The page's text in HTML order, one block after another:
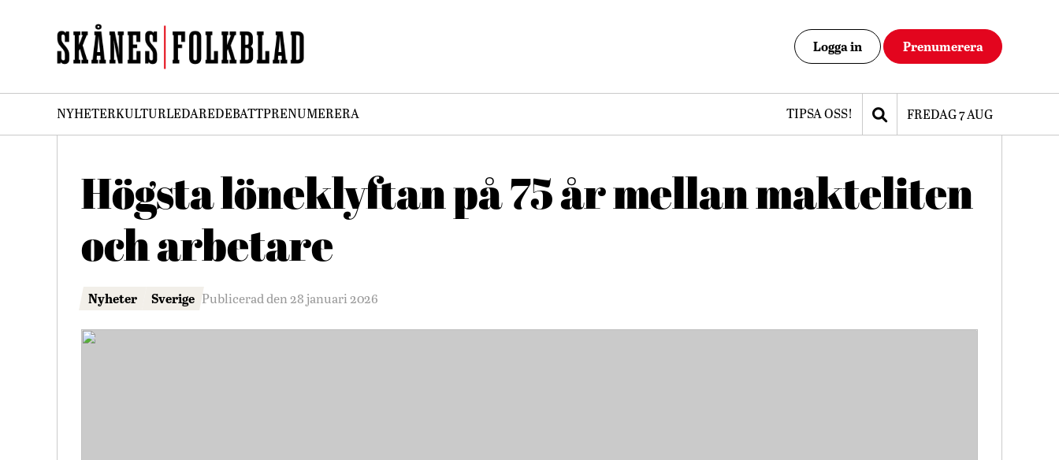
Logga in Prenumerera
NYHETERKULTURLEDAREDEBATTPRENUMERERA TIPSA OSS! FREDAG 7 AUG
Högsta löneklyftan på 75 år mellan makteliten
och arbetare
Nyheter Sverige Publicerad den 28 januari 2026